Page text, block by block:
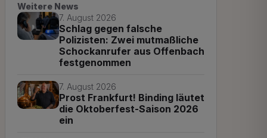
Weitere News
7. August 2026
Schlag gegen falsche
Polizisten: Zwei mutmaßliche
Schockanrufer aus Offenbach
festgenommen
7. August 2026
Prost Frankfurt! Binding läutet
die Oktoberfest-Saison 2026
ein